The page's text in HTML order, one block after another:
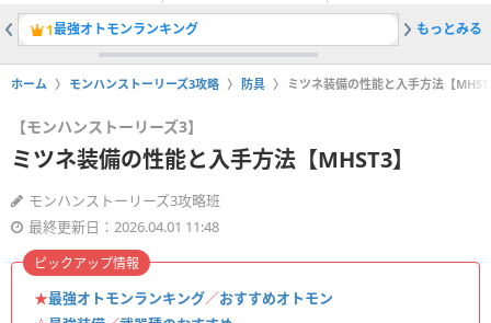
1最強オトモンランキング 2大瀑布
もっとみる
ホーム モンハンストーリーズ3攻略 防具 ミツネ装備の性能と入手方法【
【モンハンストーリーズ3】
ミツネ装備の性能と入手方法【MHST3】
モンハンストーリーズ3攻略班
最終更新日：2026.04.01 11:48
★最強オトモンランキング／おすすめオトモン
ピックアップ情報